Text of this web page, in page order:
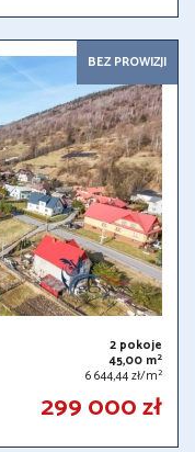
BEZ PROWIZJI
2 pokoje
45,00 m2
6 644,44 zł/m2
299 000 zł